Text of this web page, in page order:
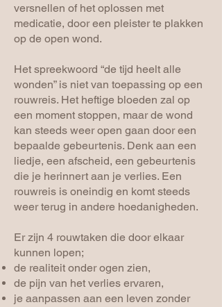
versnellen of het oplossen met
medicatie, door een pleister te plakken
op de open wond.
Het spreekwoord “de tijd heelt alle
wonden” is niet van toepassing op een
rouwreis. Het heftige bloeden zal op
een moment stoppen, maar de wond
kan steeds weer open gaan door een
bepaalde gebeurtenis. Denk aan een
liedje, een afscheid, een gebeurtenis
die je herinnert aan je verlies. Een
rouwreis is oneindig en komt steeds
weer terug in andere hoedanigheden.
Er zijn 4 rouwtaken die door elkaar
kunnen lopen;
de realiteit onder ogen zien,
de pijn van het verlies ervaren,
je aanpassen aan een leven zonder